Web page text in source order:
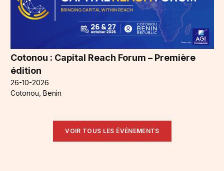
Cotonou : Capital Reach Forum – Première
édition
26-10-2026
Cotonou, Benin
VOIR TOUS LES ÉVÉNEMENTS